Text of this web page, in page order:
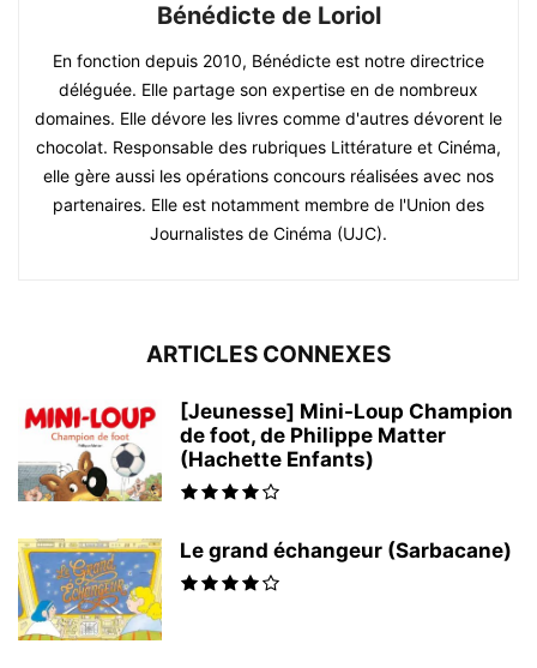
Bénédicte de Loriol
En fonction depuis 2010, Bénédicte est notre directrice
déléguée. Elle partage son expertise en de nombreux
domaines. Elle dévore les livres comme d'autres dévorent le
chocolat. Responsable des rubriques Littérature et Cinéma,
elle gère aussi les opérations concours réalisées avec nos
partenaires. Elle est notamment membre de l'Union des
Journalistes de Cinéma (UJC).
ARTICLES CONNEXES
[Jeunesse] Mini-Loup Champion
de foot, de Philippe Matter
(Hachette Enfants)
Le grand échangeur (Sarbacane)